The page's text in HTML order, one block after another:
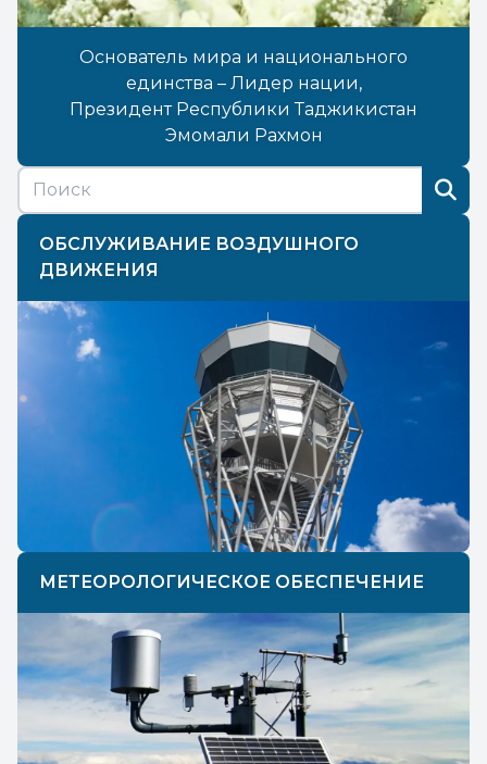
Основатель мира и национального
единства – Лидер нации,
Президент Республики Таджикистан
Эмомали Рахмон
ОБСЛУЖИВАНИЕ ВОЗДУШНОГО
ДВИЖЕНИЯ
МЕТЕОРОЛОГИЧЕСКОЕ ОБЕСПЕЧЕНИЕ